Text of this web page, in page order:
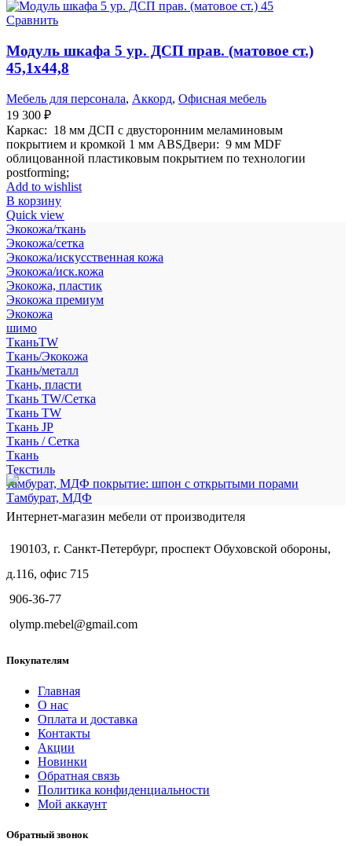
Сравнить
Модуль шкафа 5 ур. ДСП прав. (матовое ст.)
45,1х44,8
Мебель для персонала, Аккорд, Офисная мебель
19 300 ₽
Каркас: 18 мм ДСП с двусторонним меламиновым
покрытием и кромкой 1 мм ABSДвери: 9 мм MDF
облицованной пластиковым покрытием по технологии
postforming;
Add to wishlist
В корзину
Quick view
Экокожа/ткань
Экокожа/сетка
Экокожа/искусственная кожа
Экокожа/иск.кожа
Экокожа, пластик
Экокожа премиум
Экокожа
шимо
ТканьTW
Ткань/Экокожа
Ткань/металл
Ткань, пласти
Ткань TW/Сетка
Ткань TW
Ткань JP
Ткань / Сетка
Ткань
Текстиль
тамбурат, МДФ покрытие: шпон с открытыми порами
Тамбурат, МДФ
Интернет-магазин мебели от производителя
190103, г. Санкт-Петербург, проспект Обуховской обороны,
д.116, офис 715
906-36-77
olymp.mebel@gmail.com
Покупателям
Главная
О нас
Оплата и доставка
Контакты
Акции
Новинки
Обратная связь
Политика конфиденциальности
Мой аккаунт
Обратный звонок